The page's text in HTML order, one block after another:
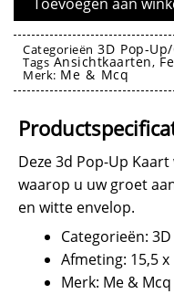
Kaart
Trouwdag
The
Flower
Car
Wedding
aantal
Categorieën 3D Pop-
Tags Ansichtkaarten,
Merk: Me & Mcq
Deze 3d Pop-Up
waarop u uw groet
en witte envelop.
Categorieën:
Afmeting: 15,5
Merk: Me & Mcq